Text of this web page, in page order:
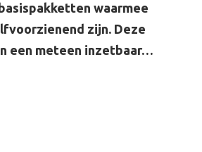
waarmee
zijn. Deze
een meteen inzetbaar…